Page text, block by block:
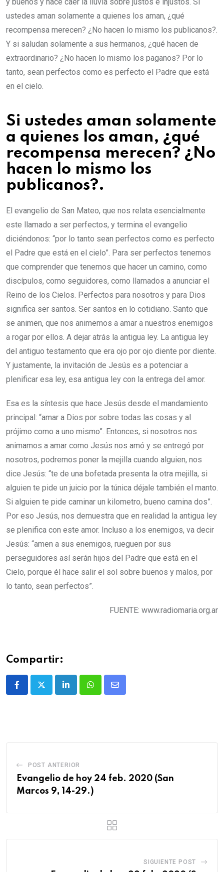
ustedes aman solamente a quienes los aman, ¿qué
recompensa merecen? ¿No hacen lo mismo los publicanos?.
Y si saludan solamente a sus hermanos, ¿qué hacen de
extraordinario? ¿No hacen lo mismo los paganos? Por lo
tanto, sean perfectos como es perfecto el Padre que está
en el cielo.
Si ustedes aman solamente
a quienes los aman, ¿qué
recompensa merecen? ¿No
hacen lo mismo los
publicanos?.
El evangelio de San Mateo, que nos relata esencialmente
este llamado a ser perfectos, y termina el evangelio
diciéndonos: “por lo tanto sean perfectos como es perfecto
el Padre que está en el cielo”. Para ser perfectos tenemos
que comprender que tenemos que hacer un camino, como
discípulos, como seguidores, como llamados a anunciar el
Reino de los Cielos. Perfectos para nosotros y para Dios
significa ser santos. Ser santos en lo cotidiano. Santo que
se animen, que nos animemos a amar a nuestros enemigos
a rogar por ellos. A dejar atrás la antigua ley. La antigua ley
del antiguo testamento que era ojo por ojo diente por diente.
Y justamente, la invitación de Jesús es a potenciar a
plenificar esa ley, esa antigua ley con la entrega del amor.
Esa es la síntesis que hace Jesús desde el mandamiento
principal: “amar a Dios por sobre todas las cosas y al
prójimo como a uno mismo”. Entonces, si nosotros nos
animamos a amar como Jesús nos amó y se entregó por
nosotros, podremos poner la mejilla cuando alguien, nos
dice Jesús: “te de una bofetada presenta la otra mejilla, si
alguien te pide un juicio por la túnica déjale también el manto.
Si alguien te pide caminar un kilometro, bueno camina dos”.
Por eso Jesús, nos demuestra que en realidad la antigua ley
se plenifica con este amor. Incluso a los enemigos, va decir
Jesús: “amen a sus enemigos, rueguen por sus
perseguidores así serán hijos del Padre que está en el
Cielo, porque él hace salir el sol sobre buenos y malos, por
lo tanto, sean perfectos”.
FUENTE: www.radiomaria.org.ar
Compartir:
POST ANTERIOR
Evangelio de hoy 24 feb. 2020 (San
Marcos 9, 14-29.)
SIGUIENTE POST